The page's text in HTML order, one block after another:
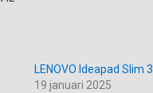
LENOVO Ideapad Slim 3
19 januari 2025